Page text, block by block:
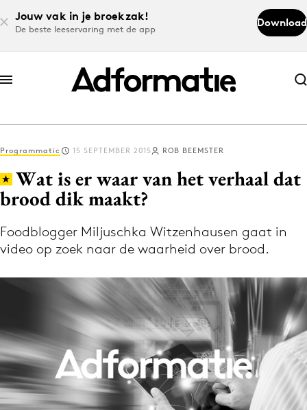
Jouw vak in je broekzak!
De beste leeservaring met de app
Download
Abonneer nu
Abonneer nu
Log in
Volg het laatste nieuws via de Adformatie
Nieuws app
Menu
Home
Programmatic 15 SEPTEMBER 2015 ROB BEEMSTER
Wat is er waar van het verhaal dat
brood dik maakt?
Foodblogger Miljuschka Witzenhausen gaat in
video op zoek naar de waarheid over brood.